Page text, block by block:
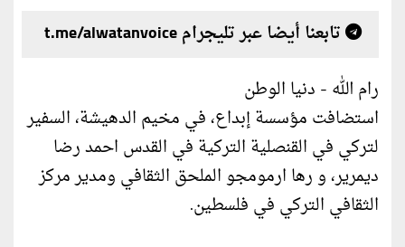
تابعنا أيضا عبر تليجرام t.me/alwatanvoice
رام الله - دنيا الوطن
استضافت مؤسسة إبداع، في مخيم الدهيشة، السفير
لتركي في القنصلية التركية في القدس احمد رضا
ديمرير، و رها ارمومجو الملحق الثقافي ومدير مركز
الثقافي التركي في فلسطين.